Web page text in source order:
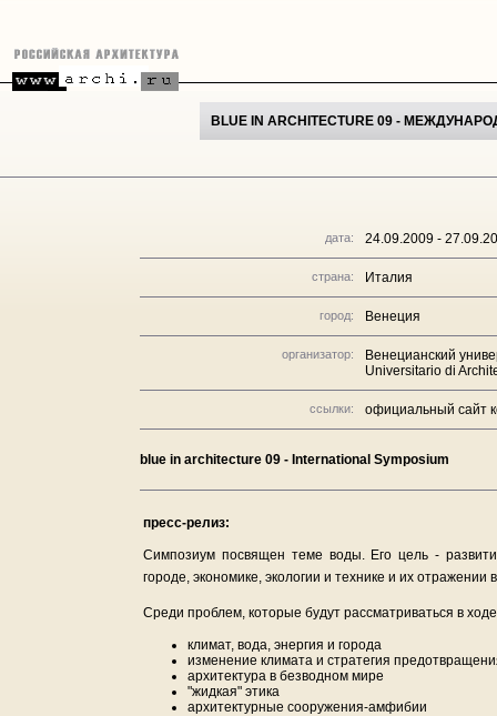
BLUE IN ARCHITECTURE 09 -
дата: 24.09.2009 -
страна: Италия
город: Венеция
организатор:
Венецианский
Universitario di
ссылки: официальный сайт
blue in architecture 09 - International Symposium
пресс-релиз:
Симпозиум посвящен теме воды. Его цель -
городе, экономике, экологии и технике и их отражении
Среди проблем, которые будут рассматриваться в
климат, вода, энергия и города
изменение климата и стратегия
архитектура в безводном мире
"жидкая" этика
архитектурные сооружения-амфибии